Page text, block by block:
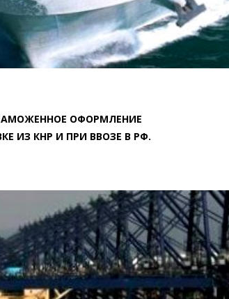
ОФОРМЛЕНИЕ
ИЗ КНР И ПРИ ВВОЗЕ В РФ.